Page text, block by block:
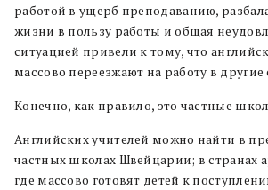
работой в ущерб преподаванию,
жизни в пользу работы и общая
ситуацией привели к тому, что
массово переезжают на работу в другие
Конечно, как правило, это частные
Английских учителей можно найти в
частных школах Швейцарии; в странах
где массово готовят детей к